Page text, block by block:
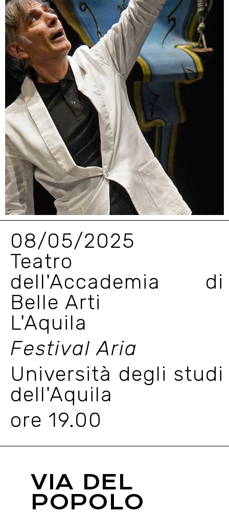
08/05/2025
Teatro
dell'Accademia di
Belle Arti
L'Aquila
Festival Aria
Università degli studi
dell'Aquila
ore 19.00
VIA DEL
POPOLO